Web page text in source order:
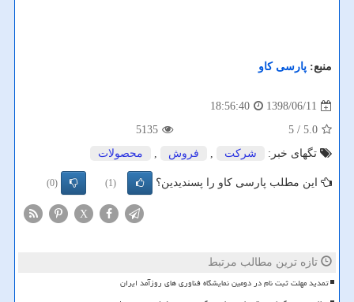
منبع: پارسی كاو
1398/06/11
18:56:40
5.0
/ 5
5135
تگهای خبر:
شركت , فروش , محصولات
این مطلب پارسی کاو را پسندیدین؟ (1)
(0)
X
تازه ترین مطالب مرتبط
تمدید مهلت ثبت نام در دومین نمایشگاه فناوری های روزآمد ایران